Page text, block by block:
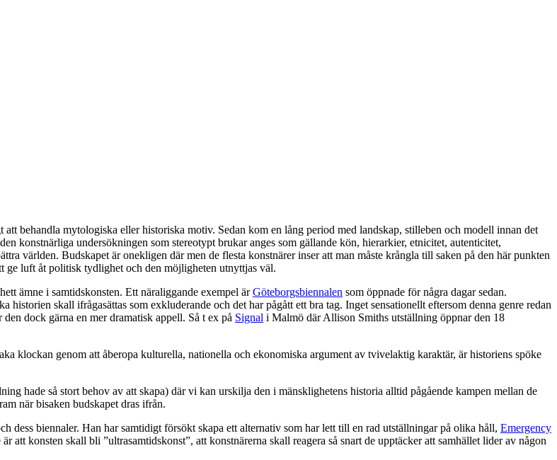
behandla mytologiska eller historiska motiv. Sedan kom en lång period med landskap, stilleben och modell innan det
konstnärliga undersökningen som stereotypt brukar anges som gällande kön, hierarkier, etnicitet, autenticitet,
världen. Budskapet är onekligen där men de flesta konstnärer inser att man måste krångla till saken på den här punkten
ge luft åt politisk tydlighet och den möjligheten utnyttjas väl.
ämne i samtidskonsten. Ett näraliggande exempel ärGöteborgsbiennalen som öppnade för några dagar sedan.
skall ifrågasättas som exkluderande och det har pågått ett bra tag. Inget sensationellt eftersom denna genre redan
dock gärna en mer dramatisk appell. Så t ex på Signal i Malmö där Allison Smiths utställning öppnar den 18
klockan genom att åberopa kulturella, nationella och ekonomiska argument av tvivelaktig karaktär, är historiens spöke
hade så stort behov av att skapa) där vi kan urskilja den i mänsklighetens historia alltid pågående kampen mellan de
när bisaken budskapet dras ifrån.
biennaler. Han har samtidigt försökt skapa ett alternativ som har lett till en rad utställningar på olika håll, Emergency
konsten skall bli ”ultrasamtidskonst”, att konstnärerna skall reagera så snart de upptäcker att samhället lider av någon